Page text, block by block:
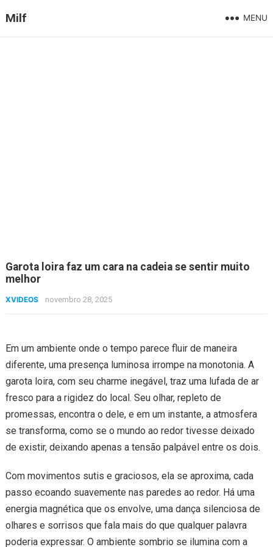
Milf MENU
Garota loira faz um cara na cadeia se sentir muito
melhor
XVIDEOS novembro 28, 2025
Em um ambiente onde o tempo parece fluir de maneira
diferente, uma presença luminosa irrompe na monotonia. A
garota loira, com seu charme inegável, traz uma lufada de ar
fresco para a rigidez do local. Seu olhar, repleto de
promessas, encontra o dele, e em um instante, a atmosfera
se transforma, como se o mundo ao redor tivesse deixado
de existir, deixando apenas a tensão palpável entre os dois.
Com movimentos sutis e graciosos, ela se aproxima, cada
passo ecoando suavemente nas paredes ao redor. Há uma
energia magnética que os envolve, uma dança silenciosa de
olhares e sorrisos que fala mais do que qualquer palavra
poderia expressar. O ambiente sombrio se ilumina com a